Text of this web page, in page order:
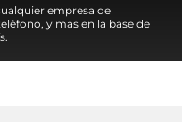
empresa de
y mas en la base de